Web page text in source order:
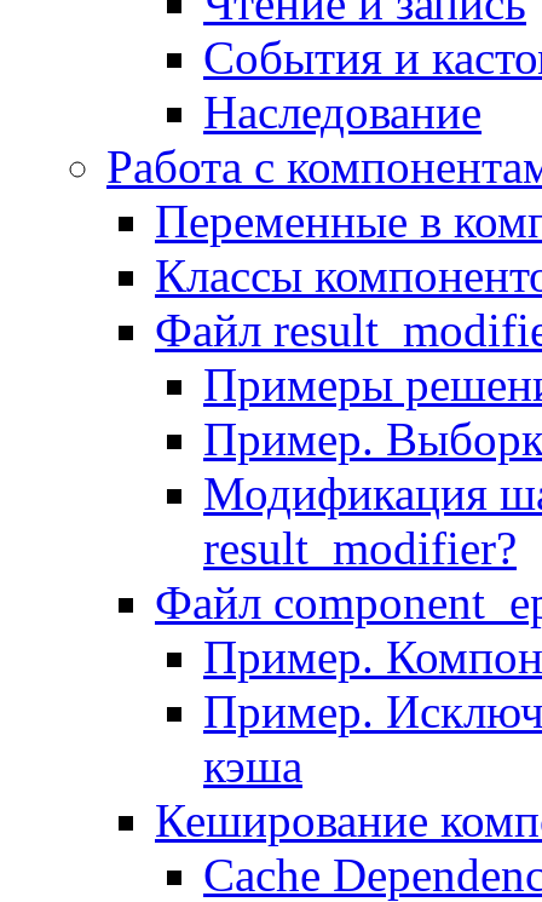
События и
Наследование
Работа с
Переменные в
Классы
Файл
Примеры
Пример.
Модификация
result_modifier?
Файл
Пример.
Пример.
кэша
Кеширование
Сache